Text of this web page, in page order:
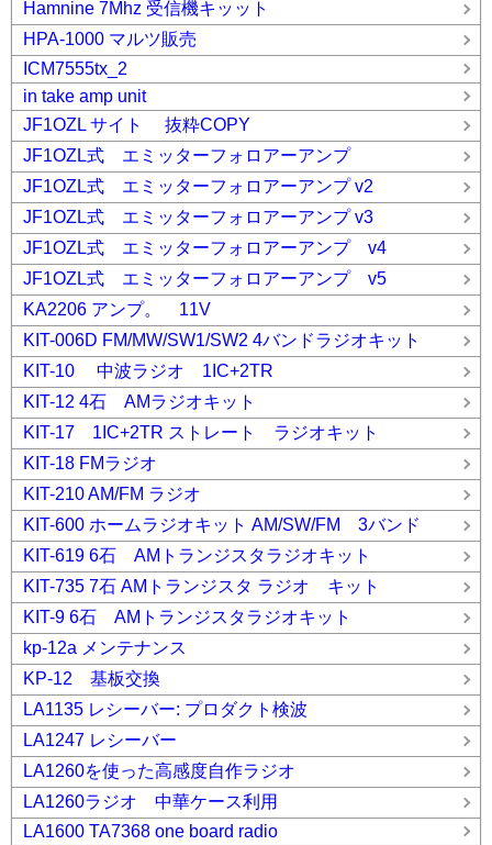
Hamnine 7Mhz 受信機キッット
HPA-1000 マルツ販売
ICM7555tx_2
in take amp unit
JF1OZL サイト 抜粋COPY
JF1OZL式 エミッターフォロアーアンプ
JF1OZL式 エミッターフォロアーアンプ v2
JF1OZL式 エミッターフォロアーアンプ v3
JF1OZL式 エミッターフォロアーアンプ v4
JF1OZL式 エミッターフォロアーアンプ v5
KA2206 アンプ。 11V
KIT-006D FM/MW/SW1/SW2 4バンドラジオキット
KIT-10 中波ラジオ 1IC+2TR
KIT-12 4石 AMラジオキット
KIT-17 1IC+2TR ストレート ラジオキット
KIT-18 FMラジオ
KIT-210 AM/FM ラジオ
KIT-600 ホームラジオキット AM/SW/FM 3バンド
KIT-619 6石 AMトランジスタラジオキット
KIT-735 7石 AMトランジスタ ラジオ キット
KIT-9 6石 AMトランジスタラジオキット
kp-12a メンテナンス
KP-12 基板交換
LA1135 レシーバー: プロダクト検波
LA1247 レシーバー
LA1260を使った高感度自作ラジオ
LA1260ラジオ 中華ケース利用
LA1600 TA7368 one board radio